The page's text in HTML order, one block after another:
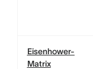
Eisenhower-
Matrix